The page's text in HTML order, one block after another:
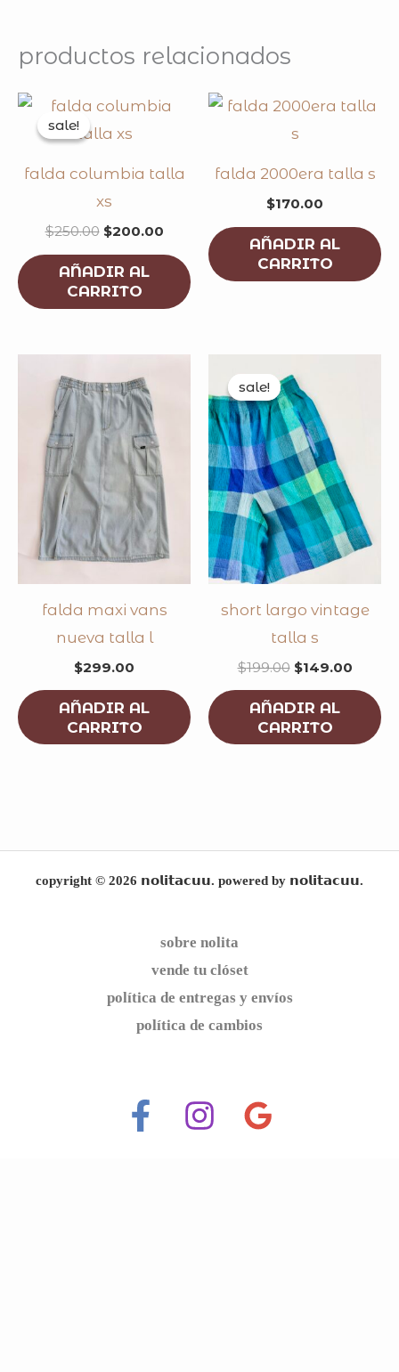
productos relacionados
sale!
sale!
falda columbia talla
xs
$250.00
original
was:
$200.00
current
AÑADIR AL
CARRITO
falda 2000era talla s
$170.00
AÑADIR AL
CARRITO
falda maxi vans
nueva talla l
$299.00
AÑADIR AL
CARRITO
sale!
sale!
short largo vintage
talla s
$199.00
price
was:
$199.00.
$149.00
AÑADIR AL
CARRITO
copyright © 2026 𝗻𝗼𝗹𝗶𝘁𝗮𝗰𝘂𝘂. powered by 𝗻𝗼𝗹𝗶𝘁𝗮𝗰𝘂𝘂.
sobre nolita
vende tu clóset
política de entregas y envíos
política de cambios